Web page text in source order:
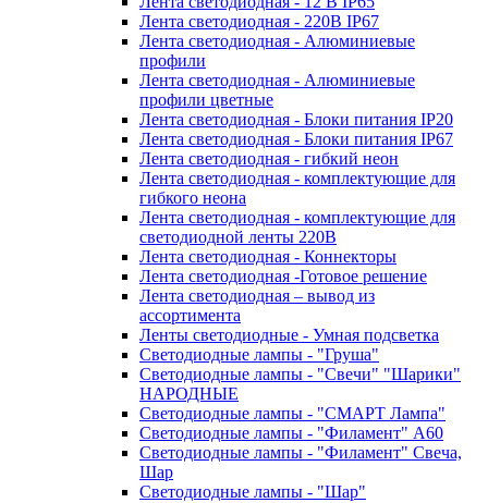
Лента светодиодная - 220В IP67
Лента светодиодная - Алюминиевые
профили
Лента светодиодная - Алюминиевые
профили цветные
Лента светодиодная - Блоки питания IP20
Лента светодиодная - Блоки питания IP67
Лента светодиодная - гибкий неон
Лента светодиодная - комплектующие для
гибкого неона
Лента светодиодная - комплектующие для
светодиодной ленты 220В
Лента светодиодная - Коннекторы
Лента светодиодная -Готовое решение
Лента светодиодная – вывод из
ассортимента
Ленты светодиодные - Умная подсветка
Светодиодные лампы - "Груша"
Светодиодные лампы - "Свечи" "Шарики"
НАРОДНЫЕ
Светодиодные лампы - "СМАРТ Лампа"
Светодиодные лампы - "Филамент" A60
Светодиодные лампы - "Филамент" Свеча,
Шар
Светодиодные лампы - "Шар"